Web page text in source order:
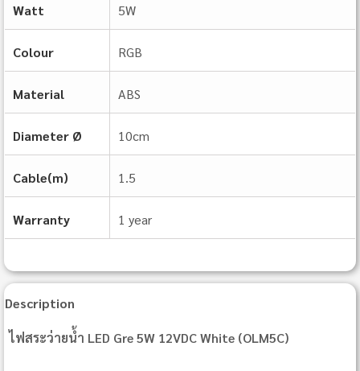
Watt 5W
Colour RGB
Material ABS
Diameter Ø 10cm
Cable(m) 1.5
Warranty 1 year
Description
ไฟสระว่ายน้ำ LED Gre 5W 12VDC White (OLM5C)